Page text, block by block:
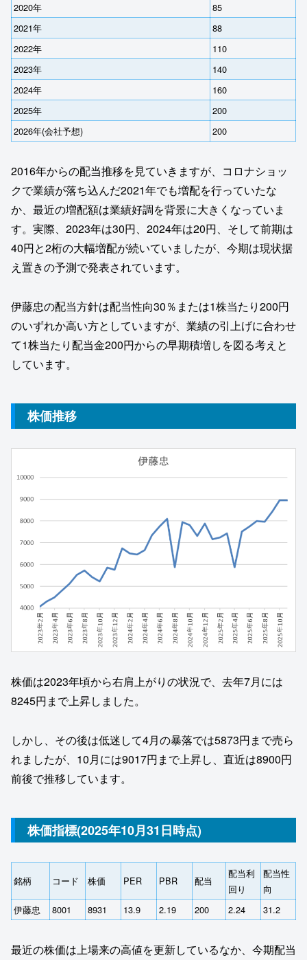
2020年
85
2021年
88
2022年
110
2023年
140
2024年
160
2025年
200
2026年(会社予想)
200
2016年からの配当推移を見ていきますが、コロナショッ
クで業績が落ち込んだ2021年でも増配を行っていたな
か、最近の増配額は業績好調を背景に大きくなっていま
す。実際、2023年は30円、2024年は20円、そして前期は
40円と2桁の大幅増配が続いていましたが、今期は現状据
え置きの予測で発表されています。
伊藤忠の配当方針は配当性向30％または1株当たり200円
のいずれか高い方としていますが、業績の引上げに合わせ
て1株当たり配当金200円からの早期積増しを図る考えと
しています。
株価推移
株価は2023年頃から右肩上がりの状況で、去年7月には
8245円まで上昇しました。
しかし、その後は低迷して4月の暴落では5873円まで売ら
れましたが、10月には9017円まで上昇し、直近は8900円
前後で推移しています。
株価指標(2025年10月31日時点)
銘柄 コード 株価 PER PBR 配当
配当利
回り
配当性
向
伊藤忠
8001 8931 13.9 2.19 200 2.24 31.2
最近の株価は上場来の高値を更新しているなか、今期配当